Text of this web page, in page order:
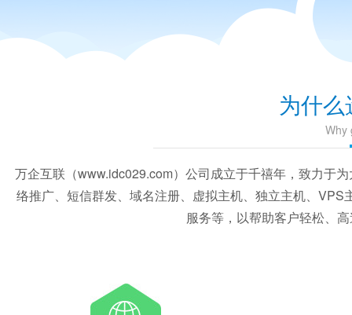
为什
Why
万企互联（www.idc029.com）公司成立于千禧年，致力于
络推广、短信群发、域名注册、虚拟主机、独立主机、
服务等，以帮助客户轻松、